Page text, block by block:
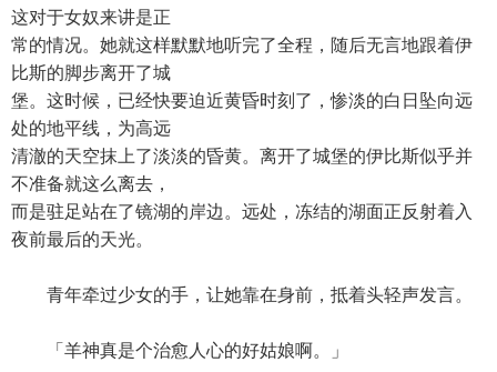
这对于女奴来讲是正
常的情况。她就这样默默地听完了全程，随后无言地跟着伊
比斯的脚步离开了城
堡。这时候，已经快要迫近黄昏时刻了，惨淡的白日坠向远
处的地平线，为高远
清澈的天空抹上了淡淡的昏黄。离开了城堡的伊比斯似乎并
不准备就这么离去，
而是驻足站在了镜湖的岸边。远处，冻结的湖面正反射着入
夜前最后的天光。
青年牵过少女的手，让她靠在身前，抵着头轻声发言。
「羊神真是个治愈人心的好姑娘啊。」